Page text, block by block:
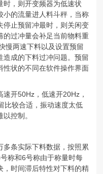
时，则开变频器为低速状
小的流量进人料斗秤，当称
停止预留冲最时，则关闲变
的过冲量会补足当前物料重
慢两速下料以及设置预留
造成的下料过冲问题。预留
性状的不同在软件操作界面
开50Hz，低速开20Hz，
比较合适，振动速度太低
控制。
多条实际下料数据，按照累
称和6号称由于称量时每
，时间滞后特性对下料的精